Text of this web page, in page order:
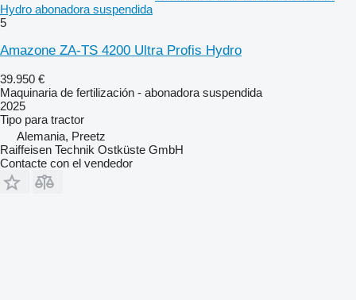
Hydro abonadora suspendida
5
Amazone ZA-TS 4200 Ultra Profis Hydro
39.950 €
Maquinaria de fertilización - abonadora suspendida
2025
Tipo para tractor
Alemania, Preetz
Raiffeisen Technik Ostküste GmbH
Contacte con el vendedor